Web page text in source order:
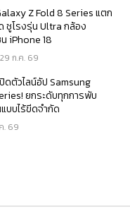
Z Fold 8 Series แตก
ชูโรงรุ่น Ultra กล้อง
iPhone 18
ก.ค. 69
ปิดตัวไลน์อัป Samsung
ยกระดับทุกการพับ
บบไร้ขีดจำกัด
. 69